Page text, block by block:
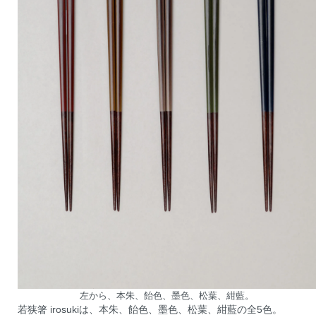
左から、本朱、飴色、墨色、松葉、紺藍。
若狭箸 irosukiは、本朱、飴色、墨色、松葉、紺藍の全5色。